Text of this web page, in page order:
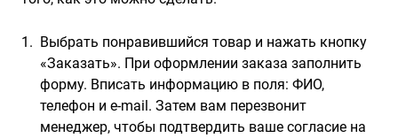
Выбрать понравившийся товар и нажать кнопку
«Заказать». При оформлении заказа заполнить
форму. Вписать информацию в поля: ФИО,
телефон и e-mail. Затем вам перезвонит
менеджер, чтобы подтвердить ваше согласие на